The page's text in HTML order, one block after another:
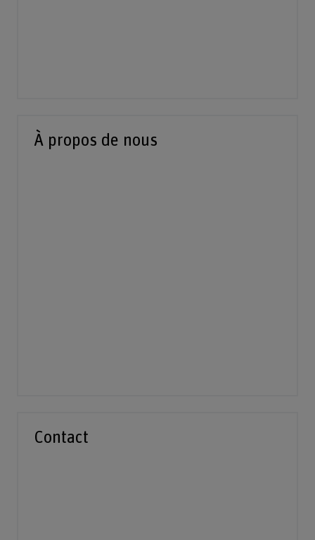
À propos de nous
Contact